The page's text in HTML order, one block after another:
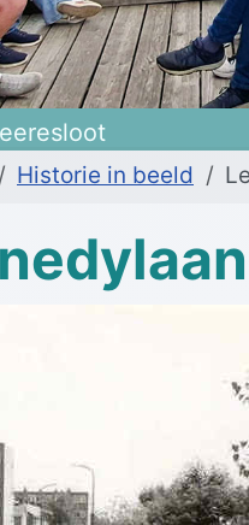
Historie in beeld